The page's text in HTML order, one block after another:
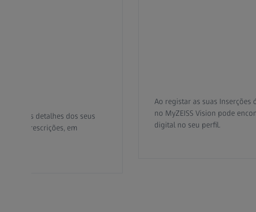
aos detalhes dos seus
suas prescrições, em
Ao registar as suas Inserções
no MyZEISS Vision pode
digital no seu perfil.